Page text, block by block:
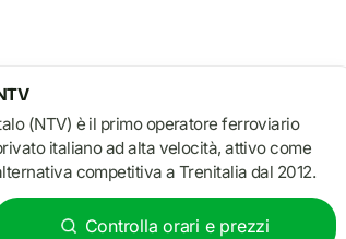
(NTV) è il primo operatore ferroviario
italiano ad alta velocità, attivo come
competitiva a Trenitalia dal 2012.
Controlla orari e prezzi